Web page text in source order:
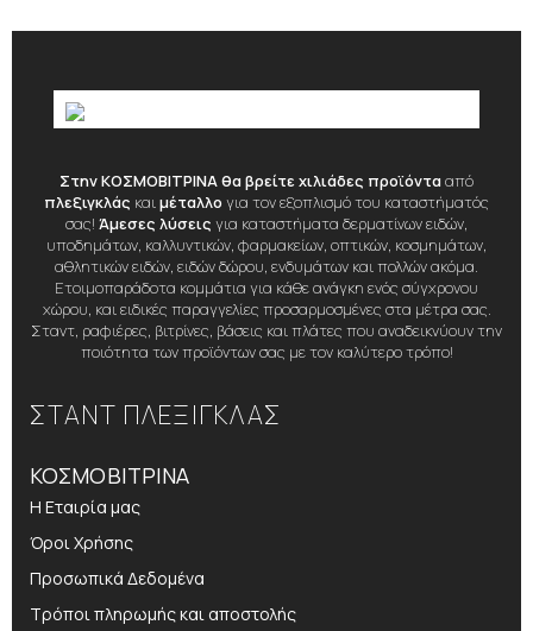
Στην ΚΟΣΜΟΒΙΤΡΙΝΑ θα βρείτε χιλιάδες προϊόντααπό
πλεξιγκλάς καιμέταλλο για τον εξοπλισμό του καταστήματός
σας! Άμεσες λύσεις για καταστήματα δερματίνων ειδών,
υποδημάτων, καλλυντικών, φαρμακείων, οπτικών, κοσμημάτων,
αθλητικών ειδών, ειδών δώρου, ενδυμάτων και πολλών ακόμα.
Ετοιμοπαράδοτα κομμάτια για κάθε ανάγκη ενός σύγχρονου
χώρου, και ειδικές παραγγελίες προσαρμοσμένες στα μέτρα σας.
Σταντ, ραφιέρες, βιτρίνες, βάσεις και πλάτες που αναδεικνύουν την
ποιότητα των προϊόντων σας με τον καλύτερο τρόπο!
ΣΤΑΝΤ ΠΛΕΞΙΓΚΛΑΣ
ΚΟΣΜΟΒΙΤΡΙΝΑ
Η Εταιρία μας
Όροι Χρήσης
Προσωπικά Δεδομένα
Τρόποι πληρωμής και αποστολής